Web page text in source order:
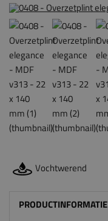
Vochtwerend
PRODUCTINFORMATIE